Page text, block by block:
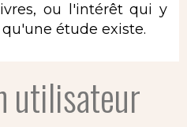
ou l'intérêt qui y
étude existe.
utilisateur